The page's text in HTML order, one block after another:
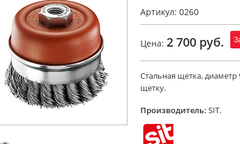
Артикул: 0260
Цена: 2 700 руб.
Стальная щетка,
щетку.
Производитель: SIT.